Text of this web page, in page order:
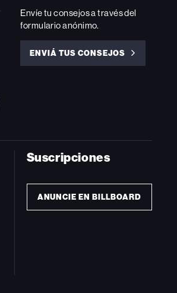
Envíe tu consejos a través del
formulario anónimo.
ENVIÁ TUS CONSEJOS
ENVIÁ
Suscripciones
ANUNCIE EN BILLBOARD